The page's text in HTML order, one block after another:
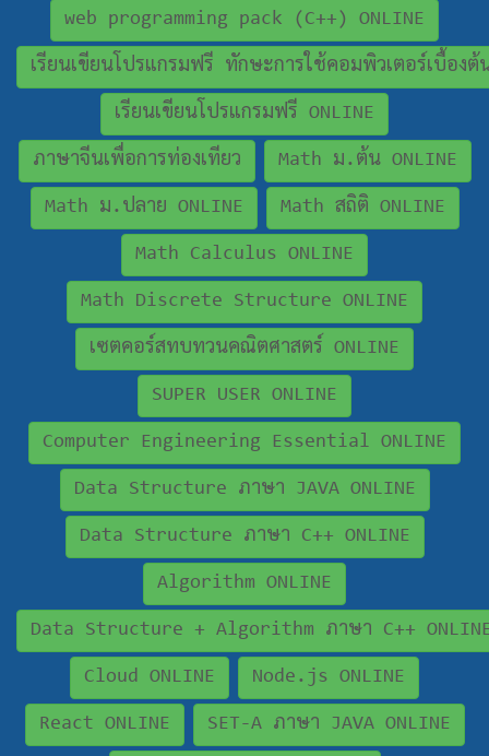
web programming pack (C++) ONLINE
เรียนเขียนโปรแกรมฟรี ทักษะการใช้คอมพิวเตอร์เบื้องต้
เรียนเขียนโปรแกรมฟรี ONLINE
ภาษาจีนเพื่อการท่องเทียว Math ม.ต้น ONLINE
Math ม.ปลาย ONLINE Math สถิติ ONLINE
Math Calculus ONLINE
Math Discrete Structure ONLINE
เซตคอร์สทบทวนคณิตศาสตร์ ONLINE
SUPER USER ONLINE
Computer Engineering Essential ONLINE
Data Structure ภาษา JAVA ONLINE
Data Structure ภาษา C++ ONLINE
Algorithm ONLINE
Data Structure + Algorithm ภาษา C++
Cloud ONLINE Node.js ONLINE
React ONLINE SET-A ภาษา JAVA ONLINE